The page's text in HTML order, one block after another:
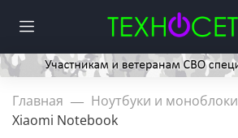
Главная
Ноутбуки и моноблоки
Xiaomi Notebook